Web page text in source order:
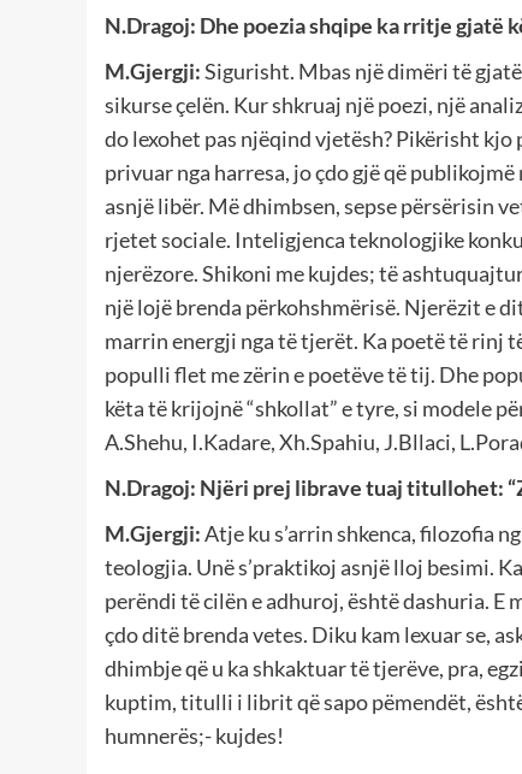
N.Dragoj: Dhe poezia shqipe ka rritje gjatë
M.Gjergji:Sigurisht. Mbas një dimëri të
sikurse çelën. Kur shkruaj një poezi, një
do lexohet pas njëqind vjetësh? Pikërisht kjo
privuar nga harresa, jo çdo gjë që
asnjë libër. Më dhimbsen, sepse përsërisin
rjetet sociale. Inteligjenca teknologjike
njerëzore. Shikoni me kujdes; të
një lojë brenda përkohshmërisë. Njerëzit e
marrin energji nga të tjerët. Ka poetë të rinj
populli flet me zërin e poetëve të tij. Dhe
këta të krijojnë “shkollat” e tyre, si modele
A.Shehu, I.Kadare, Xh.Spahiu, J.Bllaci,
N.Dragoj: Njëri prej librave tuaj titullohet:
M.Gjergji:Atje ku s’arrin shkenca, filozofia
teologjia. Unë s’praktikoj asnjë lloj besimi.
perëndi të cilën e adhuroj, është dashuria.
çdo ditë brenda vetes. Diku kam lexuar se,
dhimbje që u ka shkaktuar të tjerëve, pra,
kuptim, titulli i librit që sapo pëmendët,
humnerës;- kujdes!